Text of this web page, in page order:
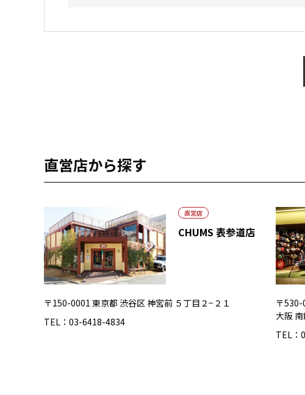
直営店から探す
直営店
CHUMS 表参道店
〒150-0001 東京都 渋谷区 神宮前 ５丁目２−２１
TEL：03-6418-4834
〒530-
大阪
TEL：